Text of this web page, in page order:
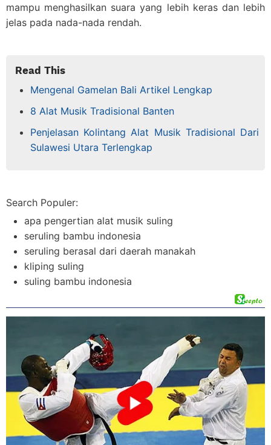
mampu menghasilkan suara yang lebih keras dan lebih
jelas pada nada-nada rendah.
Read This
Mengenal Gamelan Bali Artikel Lengkap
8 Alat Musik Tradisional Banten
Penjelasan Kolintang Alat Musik Tradisional Dari
Sulawesi Utara Terlengkap
Search Populer:
apa pengertian alat musik suling
seruling bambu indonesia
seruling berasal dari daerah manakah
kliping suling
suling bambu indonesia